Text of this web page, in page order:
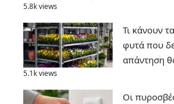
5.8k views
Τι κάνουν
φυτά που
απάντηση
5.1k views
Οι